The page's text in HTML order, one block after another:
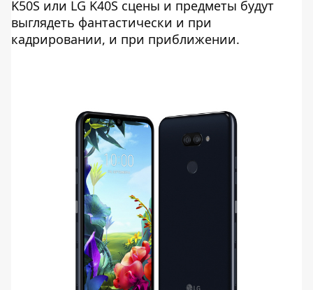
K50S или LG K40S сцены и предметы будут
выглядеть фантастически и при
кадрировании, и при приближении.